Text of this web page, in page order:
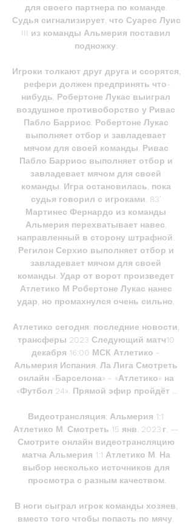
для своего партнера по команде.
Судья сигнализирует, что Суарес Луис
III из команды Альмерия поставил
подножку.
Игроки толкают друг друга и ссорятся,
рефери должен предпринять что-
нибудь. Робертоне Лукас выиграл
воздушное противоборство у Ривас
Пабло Барриос. Робертоне Лукас
выполняет отбор и завладевает
мячом для своей команды. Ривас
Пабло Барриос выполняет отбор и
завладевает мячом для своей
команды. Игра остановилась, пока
судья говорил с игроками. 83'
Мартинес Фернардо из команды
Альмерия перехватывает навес,
направленный в сторону штрафной.
Регилон Серхио выполняет отбор и
завладевает мячом для своей
команды. Удар от ворот произведет
Атлетико М Робертоне Лукас нанес
удар, но промахнулся очень сильно.
Атлетико сегодня: последние новости,
трансферы 2023 Следующий матч10
декабря 16:00 МСК Атлетико -
Альмерия Испания. Ла Лига Смотреть
онлайн «Барселона» - «Атлетико» на
«Футбол 24». Прямой эфир пройдёт ...
Видеотрансляция: Альмерия 1:1
Атлетико М. Смотреть 15 янв. 2023 г. —
Смотрите онлайн видеотрансляцию
матча Альмерия 1:1 Атлетико М. На
выбор несколько источников для
просмотра с разным качеством.
В ноги сыграл игрок команды хозяев,
вместо того чтобы попасть по мячу.